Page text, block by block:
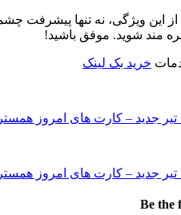
از این ویژگی، نه تنها پیشرفت
مند شوید. موفق باشید!
خرید بک لینک
Be the